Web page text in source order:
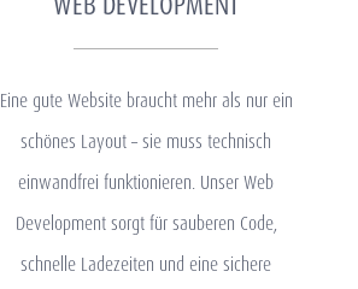
Eine gute Website braucht mehr als nur ein
schönes Layout – sie muss technisch
einwandfrei funktionieren. Unser Web
Development sorgt für sauberen Code,
schnelle Ladezeiten und eine sichere